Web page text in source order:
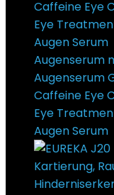
Augenserum
Augenserum
Caffeine Eye
Eye
Augen Serum